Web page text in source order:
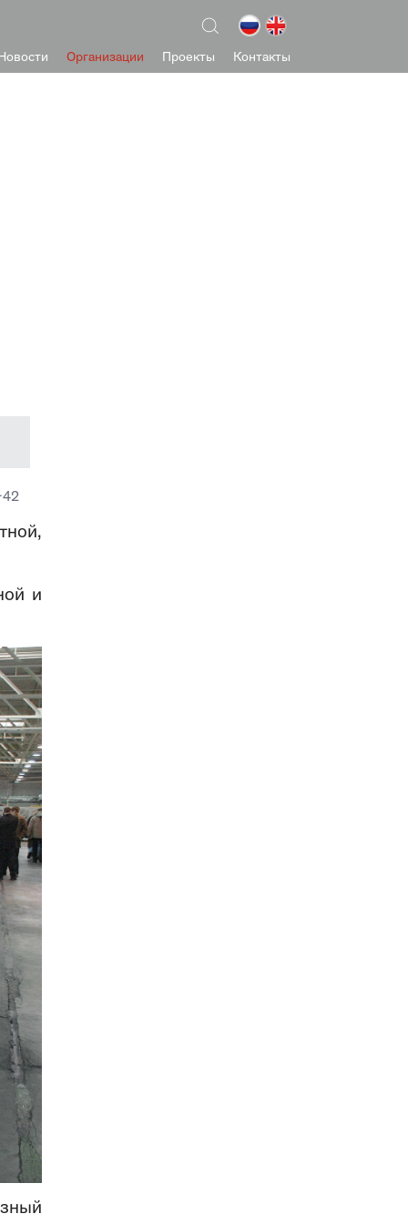
Новости Организации Проекты Контакты
42
и